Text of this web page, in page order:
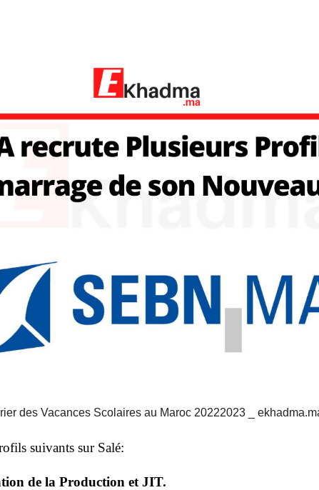
des Vacances Scolaires au Maroc 20222023 _
suivants sur Salé:
de la Production et JIT.